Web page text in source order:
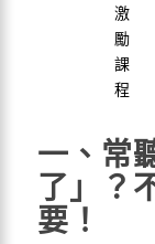
激
勵
課
程
一、常
了」？
要！